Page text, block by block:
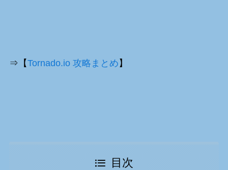
⇒【Tornado.io 攻略まとめ 】
目次